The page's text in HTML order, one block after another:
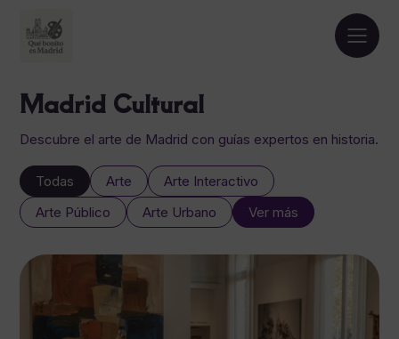
Madrid Cultural
Descubre el arte de Madrid con guías expertos en historia.
Todas Arte
Arte Interactivo
Arte Público
Arte Urbano Ver más